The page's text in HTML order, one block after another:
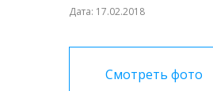
Дата: 17.02.2018
Смотреть фото